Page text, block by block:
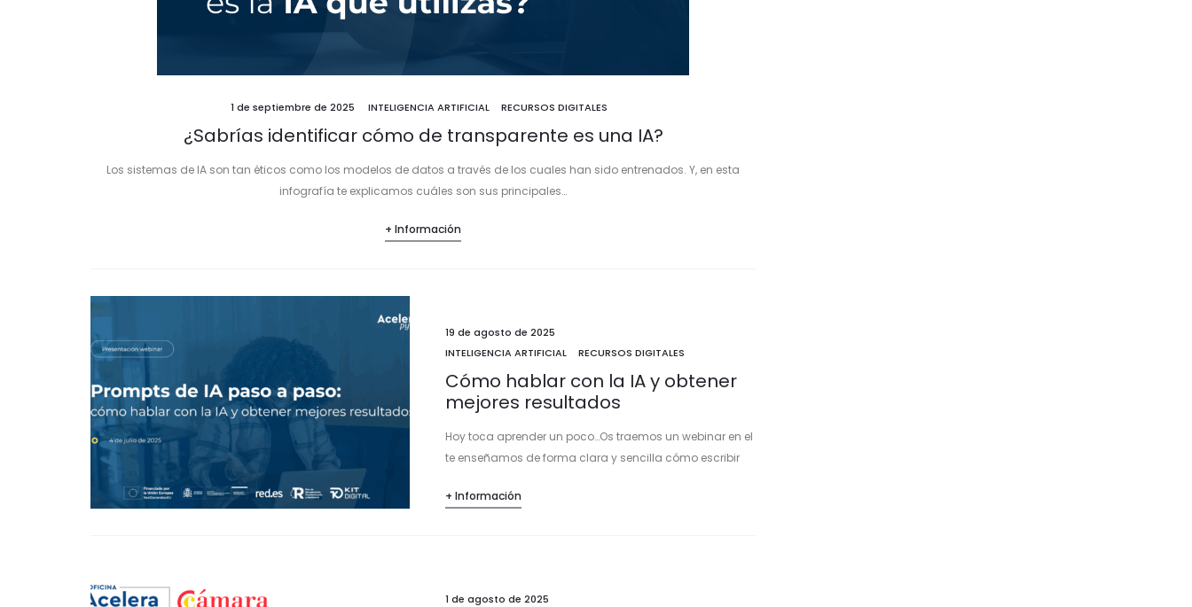
1 de septiembre de 2025 INTELIGENCIA ARTIFICIAL RECURSOS DIGITALES
¿Sabrías identificar cómo de transparente es una IA?
Los sistemas de IA son tan éticos como los modelos de datos a través de los cuales han sido entrenados. Y, en esta
infografía te explicamos cuáles son sus principales…
+ Información
19 de agosto de 2025
INTELIGENCIA ARTIFICIAL
RECURSOS DIGITALES
Cómo hablar con la IA y obtener
mejores resultados
Hoy toca aprender un poco…Os traemos un webinar en el
te enseñamos de forma clara y sencilla cómo escribir
que la IA se convierta…
+ Información
1 de agosto de 2025